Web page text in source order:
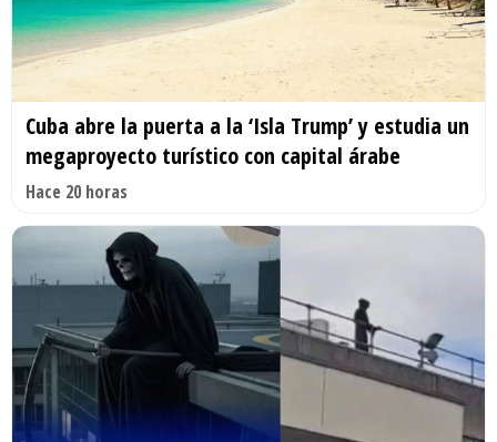
Cuba abre la puerta a la ‘Isla Trump’ y estudia un
megaproyecto turístico con capital árabe
Hace 20 horas